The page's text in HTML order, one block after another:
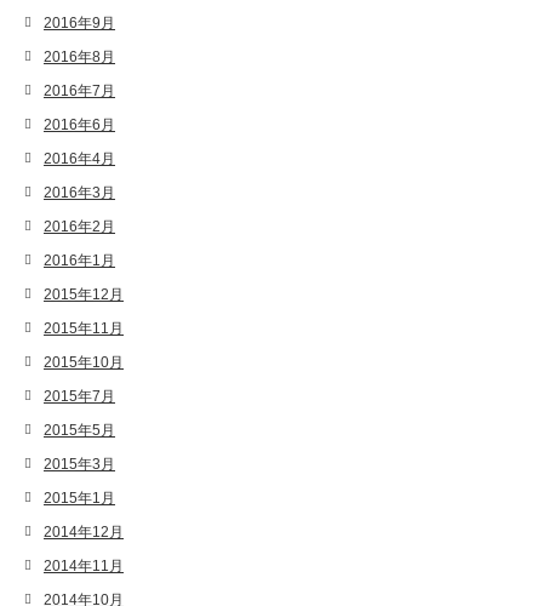
2016年9月
2016年8月
2016年7月
2016年6月
2016年4月
2016年3月
2016年2月
2016年1月
2015年12月
2015年11月
2015年10月
2015年7月
2015年5月
2015年3月
2015年1月
2014年12月
2014年11月
2014年10月